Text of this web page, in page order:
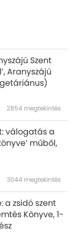
Szent
Aranyszájú
2854 megtekintés
válogatás a
műből,
3044 megtekintés
a zsidó szent
Könyve, 1-